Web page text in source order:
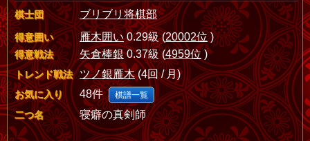
棋士団 ブリブリ将棋部
得意囲い 雁木囲い0.29級 (20002位)
得意戦法 矢倉棒銀0.37級 (4959位 )
トレンド戦法 ツノ銀雁木(4回 / 月)
お気に入り 48件 棋譜一覧
二つ名 寝癖の真剣師